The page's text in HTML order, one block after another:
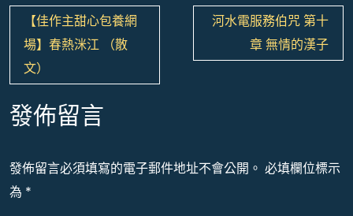
文
章
導
覽
【佳作主甜心包養網
場】春熱洣江 （散
文）
河水電服務伯咒 第十
章 無情的漢子
發佈留言
發佈留言必須填寫的電子郵件地址不會公開。 必填欄位標示
為 *